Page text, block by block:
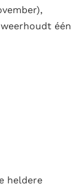
één
heldere